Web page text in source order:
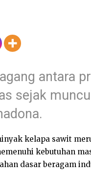
antara
sejak
kelapa sawit
kebutuhan
dasar beragam